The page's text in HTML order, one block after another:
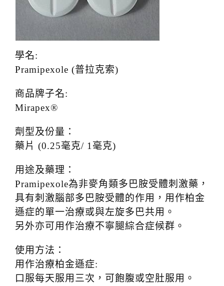
學名:
Pramipexole (普拉克索)
商品牌子名:
Mirapex®
劑型及份量：
藥片 (0.25毫克/ 1毫克)
用途及藥理：
Pramipexole為非麥角類多巴胺受體刺激藥，
具有刺激腦部多巴胺受體的作用，用作柏金
遜症的單一治療或與左旋多巴共用。
另外亦可用作治療不寧腿綜合症候群。
使用方法：
用作治療柏金遜症:
口服每天服用三次，可飽腹或空肚服用。